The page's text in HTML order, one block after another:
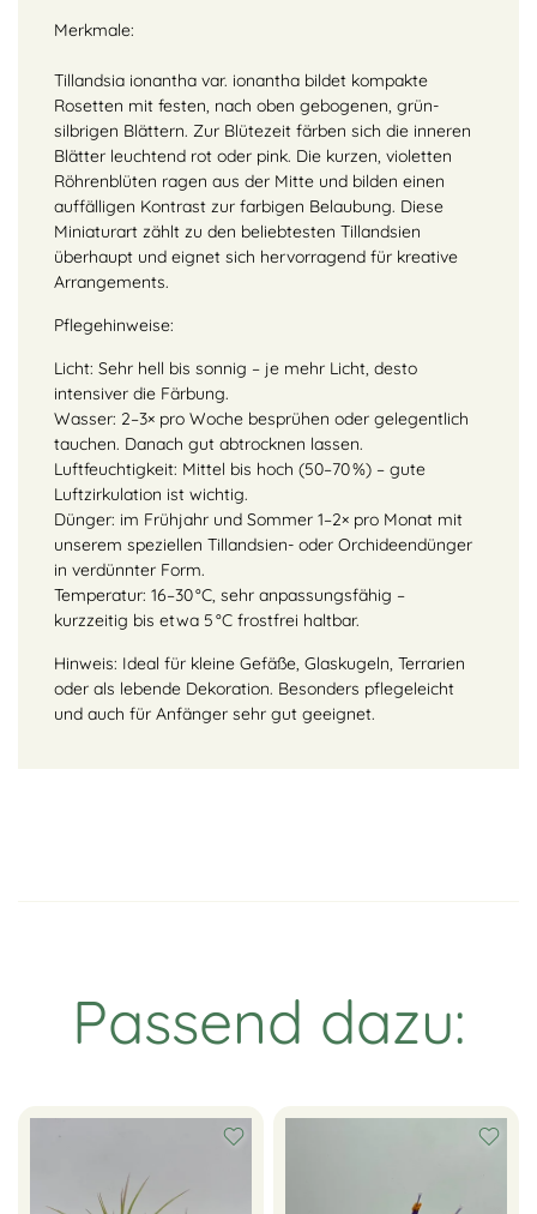
Merkmale:
Tillandsia ionantha var. ionantha bildet kompakte
Rosetten mit festen, nach oben gebogenen, grün-
silbrigen Blättern. Zur Blütezeit färben sich die inneren
Blätter leuchtend rot oder pink. Die kurzen, violetten
Röhrenblüten ragen aus der Mitte und bilden einen
auffälligen Kontrast zur farbigen Belaubung. Diese
Miniaturart zählt zu den beliebtesten Tillandsien
überhaupt und eignet sich hervorragend für kreative
Arrangements.
Pflegehinweise:
Licht: Sehr hell bis sonnig – je mehr Licht, desto
intensiver die Färbung.
Wasser: 2–3× pro Woche besprühen oder gelegentlich
tauchen. Danach gut abtrocknen lassen.
Luftfeuchtigkeit: Mittel bis hoch (50–70 %) – gute
Luftzirkulation ist wichtig.
Dünger: im Frühjahr und Sommer 1–2× pro Monat mit
unserem speziellen Tillandsien- oder Orchideendünger
in verdünnter Form.
Temperatur: 16–30 °C, sehr anpassungsfähig –
kurzzeitig bis etwa 5 °C frostfrei haltbar.
Hinweis: Ideal für kleine Gefäße, Glaskugeln, Terrarien
oder als lebende Dekoration. Besonders pflegeleicht
und auch für Anfänger sehr gut geeignet.
Passend dazu: